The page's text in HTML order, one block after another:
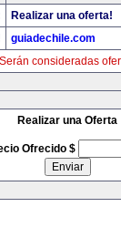
Realizar una oferta!
guiadechile.com
Serán consideradas
Realizar una Oferta
Ofrecido $